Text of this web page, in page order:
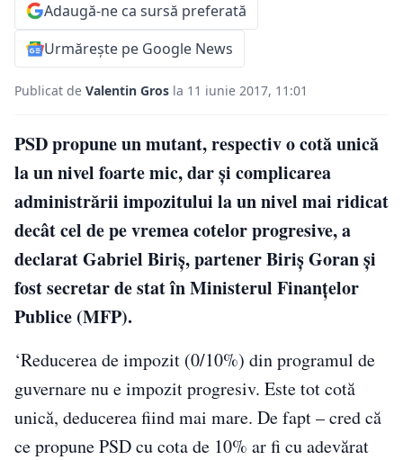
Adaugă-ne ca sursă preferată
Urmărește pe Google News
Publicat de Valentin Gros la 11 iunie 2017, 11:01
PSD propune un mutant, respectiv o cotă unică
la un nivel foarte mic, dar şi complicarea
administrării impozitului la un nivel mai ridicat
decât cel de pe vremea cotelor progresive, a
declarat Gabriel Biriş, partener Biriş Goran şi
fost secretar de stat în Ministerul Finanţelor
Publice (MFP).
‘Reducerea de impozit (0/10%) din programul de
guvernare nu e impozit progresiv. Este tot cotă
unică, deducerea fiind mai mare. De fapt – cred că
ce propune PSD cu cota de 10% ar fi cu adevărat